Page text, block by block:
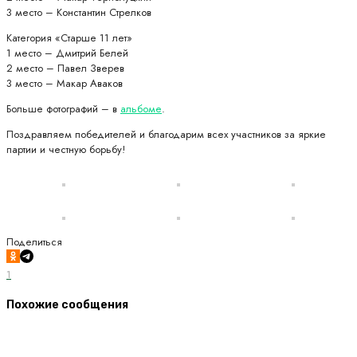
3 место – Константин Стрелков
Категория «Старше 11 лет»
1 место – Дмитрий Белей
2 место – Павел Зверев
3 место – Макар Аваков
Больше фотографий – в альбоме.
Поздравляем победителей и благодарим всех участников за яркие
партии и честную борьбу!
Поделиться
1
Похожие сообщения